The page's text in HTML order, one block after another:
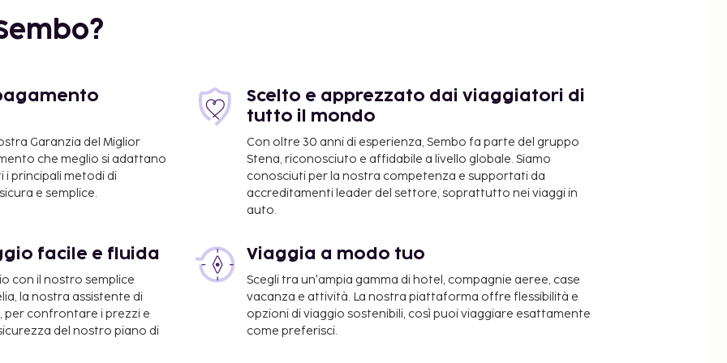
42 km
km
Elkhart Inn & Suites
Garanzia del Miglior
che meglio si adattano
i principali metodi di
e semplice.
Scelto e apprezzato dai viaggiatori di
tutto il mondo
Con oltre 30 anni di esperienza, Sembo fa parte del gruppo
Stena, riconosciuto e affidabile a livello globale. Siamo
conosciuti per la nostra competenza e supportati da
accreditamenti leader del settore, soprattutto nei viaggi in
auto.
facile e fluida
con il nostro semplice
la nostra assistente di
per confrontare i prezzi e
del nostro piano di
Viaggia a modo tuo
Scegli tra un'ampia gamma di hotel, compagnie aeree, case
vacanza e attività. La nostra piattaforma offre flessibilità e
opzioni di viaggio sostenibili, così puoi viaggiare esattamente
come preferisci.